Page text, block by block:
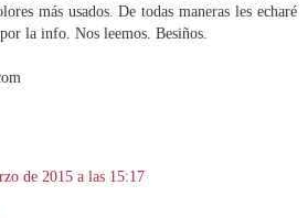
más usados. De todas maneras les echaré
la info. Nos leemos. Besiños.
de 2015 a las 15:17